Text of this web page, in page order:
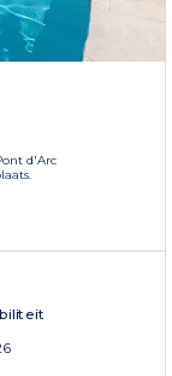
d'Arc